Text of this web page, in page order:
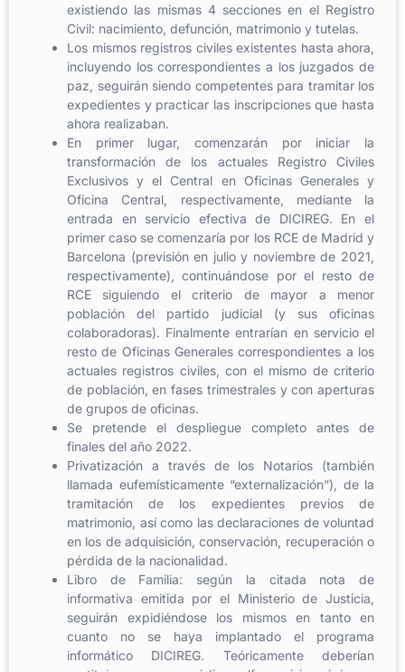
existiendo las mismas 4 secciones en el Registro
Civil: nacimiento, defunción, matrimonio y tutelas.
Los mismos registros civiles existentes hasta ahora,
incluyendo los correspondientes a los juzgados de
paz, seguirán siendo competentes para tramitar los
expedientes y practicar las inscripciones que hasta
ahora realizaban.
En primer lugar, comenzarán por iniciar la
transformación de los actuales Registro Civiles
Exclusivos y el Central en Oficinas Generales y
Oficina Central, respectivamente, mediante la
entrada en servicio efectiva de DICIREG. En el
primer caso se comenzaría por los RCE de Madrid y
Barcelona (previsión en julio y noviembre de 2021,
respectivamente), continuándose por el resto de
RCE siguiendo el criterio de mayor a menor
población del partido judicial (y sus oficinas
colaboradoras). Finalmente entrarían en servicio el
resto de Oficinas Generales correspondientes a los
actuales registros civiles, con el mismo de criterio
de población, en fases trimestrales y con aperturas
de grupos de oficinas.
Se pretende el despliegue completo antes de
finales del año 2022.
Privatización a través de los Notarios (también
llamada eufemísticamente “externalización”), de la
tramitación de los expedientes previos de
matrimonio, así como las declaraciones de voluntad
en los de adquisición, conservación, recuperación o
pérdida de la nacionalidad.
Libro de Familia: según la citada nota de
informativa emitida por el Ministerio de Justicia,
seguirán expidiéndose los mismos en tanto en
cuanto no se haya implantado el programa
informático DICIREG. Teóricamente deberían